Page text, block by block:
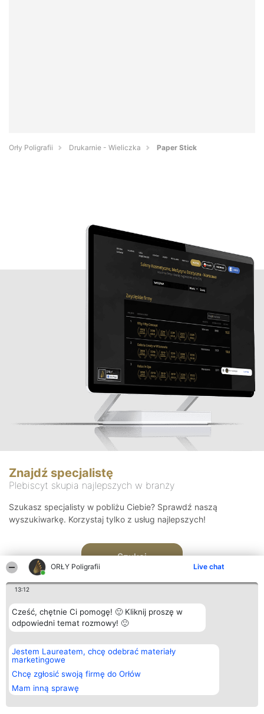
ORŁY Poligrafii Live chat
13:12
Cześć, chętnie Ci pomogę! 🙂 Kliknij proszę w
odpowiedni temat rozmowy! 🙂
Jestem Laureatem, chcę odebrać materiały
marketingowe
Chcę zgłosić swoją firmę do Orłów
Mam inną sprawę
Orły Poligrafii Drukarnie - Wieliczka Paper Stick
Znajdź specjalistę
Plebiscyt skupia najlepszych w branży
Szukasz specjalisty w pobliżu Ciebie? Sprawdź naszą
wyszukiwarkę. Korzystaj tylko z usług najlepszych!
Szukaj
Organizator plebiscytu
Bright Side Solutions sp. z o.
o. sp. k.
ul. Ruska 22
Wrocław 50-079
KRS 0000749100 | Regon
381313360 | NIP 8943132676
Plebiscyt
Laureaci
wszystkich
Laureatów
Regulamin
Kontakt
Kontakt